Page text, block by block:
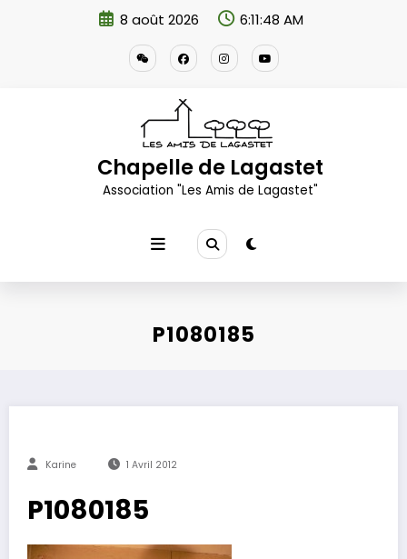
8 août 2026 6:11:49 AM
Chapelle de Lagastet
Association "Les Amis de Lagastet"
P1080185
Karine 1 Avril 2012
P1080185